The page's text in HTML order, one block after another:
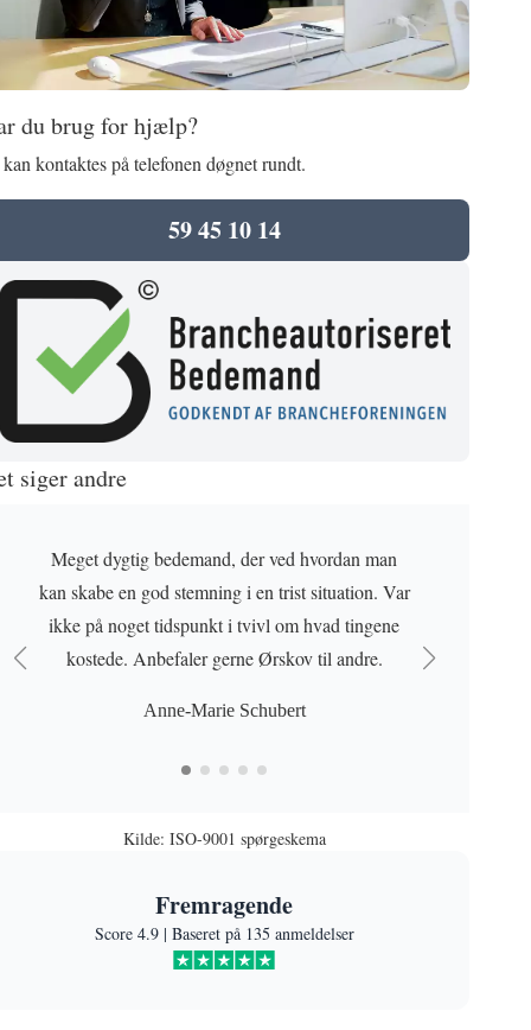
du brug for hjælp?
kontaktes på telefonen døgnet rundt.
59 45 10 14
siger andre
Meget dygtig bedemand, der ved hvordan man
kan skabe en god stemning i en trist situation. Var
ikke på noget tidspunkt i tvivl om hvad tingene
kostede. Anbefaler gerne Ørskov til andre.
Anne-Marie Schubert
Kilde: ISO-9001 spørgeskema
Fremragende
Score 4.9 | Baseret på 135 anmeldelser